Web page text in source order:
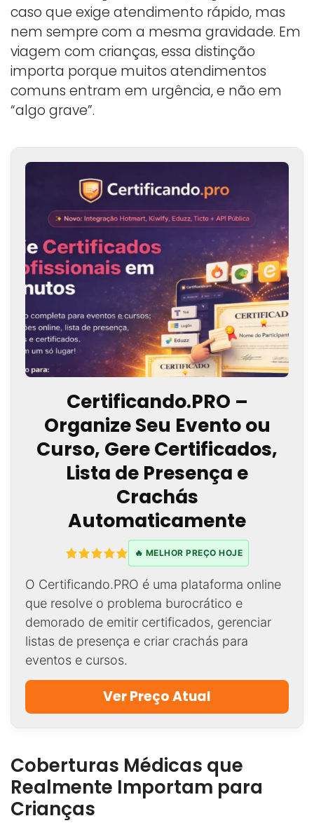
caso que exige atendimento rápido, mas
nem sempre com a mesma gravidade. Em
viagem com crianças, essa distinção
importa porque muitos atendimentos
comuns entram em urgência, e não em
“algo grave”.
Certificando.PRO –
Organize Seu Evento ou
Curso, Gere Certificados,
Lista de Presença e
Crachás
Automaticamente
🔥 MELHOR PREÇO HOJE
O Certificando.PRO é uma plataforma online
que resolve o problema burocrático e
demorado de emitir certificados, gerenciar
listas de presença e criar crachás para
eventos e cursos.
Ver Preço Atual
Coberturas Médicas que
Realmente Importam para
Crianças